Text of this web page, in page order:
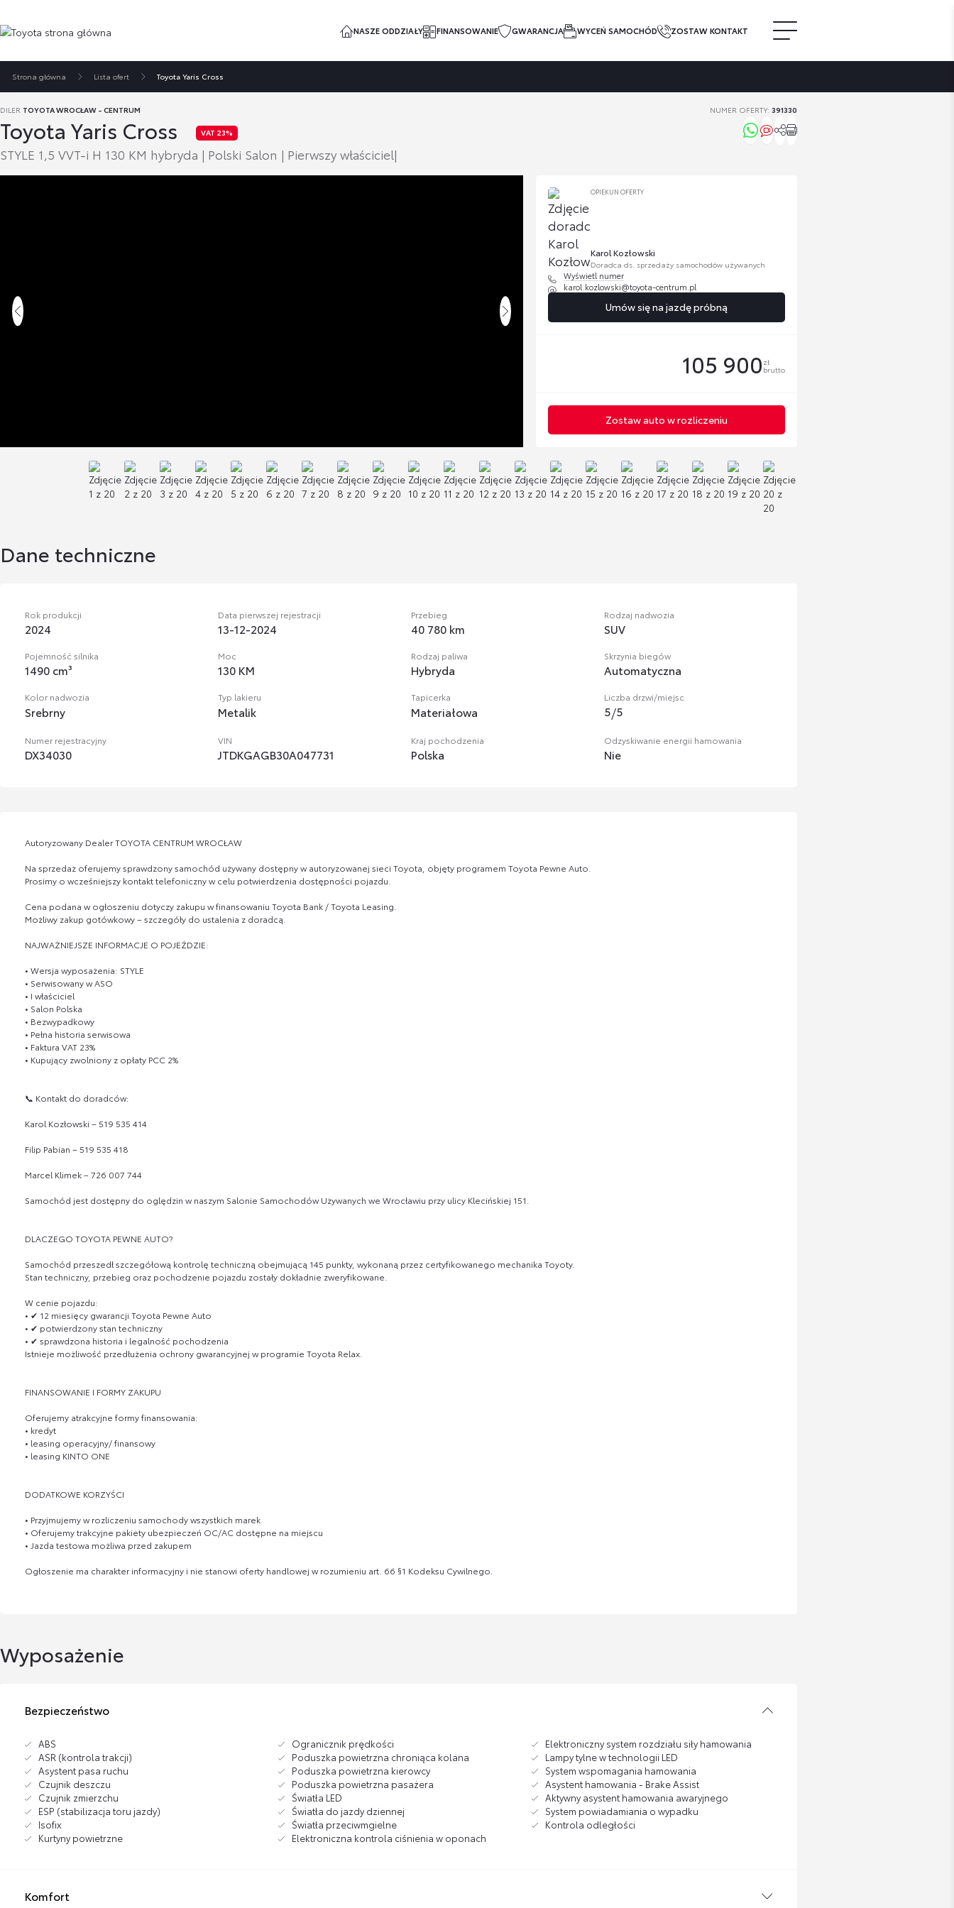
NASZE ODDZIAŁY FINANSOWANIE GWARANCJA WYCEŃ SAMOCHÓD ZOSTAW KONTAKT
Strona główna Lista ofert Toyota Yaris Cross
Toyota Yaris Cross
STYLE 1,5 VVT-i H 130 KM hybryda | Polski Salon | Pierwszy właściciel|
VAT 23%
DILER TOYOTA WROCŁAW - CENTRUM NUMER OFERTY:391330
OPIEKUN OFERTY
Karol Kozłowski
Doradca ds. sprzedaży samochodów używanych
Wyświetl numer
karol.kozlowski@toyota-centrum.pl
Umów się na jazdę próbną
105 900 zł
brutto
Zostaw auto w rozliczeniu
Dane techniczne
Rok produkcji
2024
Data pierwszej rejestracji
13-12-2024
Przebieg
40 780 km
Rodzaj nadwozia
SUV
Pojemność silnika
1490 cm³
Moc
130 KM
Rodzaj paliwa
Hybryda
Skrzynia biegów
Automatyczna
Kolor nadwozia
Srebrny
Typ lakieru
Metalik
Tapicerka
Materiałowa
Liczba drzwi/miejsc
5/5
Numer rejestracyjny
DX34030
VIN
JTDKGAGB30A047731
Kraj pochodzenia
Polska
Odzyskiwanie energii hamowania
Nie
Autoryzowany Dealer TOYOTA CENTRUM WROCŁAW
Na sprzedaż oferujemy sprawdzony samochód używany dostępny w autoryzowanej sieci Toyota, objęty programem Toyota Pewne Auto.
Prosimy o wcześniejszy kontakt telefoniczny w celu potwierdzenia dostępności pojazdu.
Cena podana w ogłoszeniu dotyczy zakupu w finansowaniu Toyota Bank / Toyota Leasing.
Możliwy zakup gotówkowy – szczegóły do ustalenia z doradcą.
NAJWAŻNIEJSZE INFORMACJE O POJEŹDZIE:
• Wersja wyposażenia: STYLE
• Serwisowany w ASO
• I właściciel
• Salon Polska
• Bezwypadkowy
• Pełna historia serwisowa
• Faktura VAT 23%
• Kupujący zwolniony z opłaty PCC 2%
📞 Kontakt do doradców:
Karol Kozłowski – 519 535 414
Filip Pabian – 519 535 418
Marcel Klimek – 726 007 744
Samochód jest dostępny do oględzin w naszym Salonie Samochodów Używanych we Wrocławiu przy ulicy Klecińskiej 151.
DLACZEGO TOYOTA PEWNE AUTO?
Samochód przeszedł szczegółową kontrolę techniczną obejmującą 145 punkty, wykonaną przez certyfikowanego mechanika Toyoty.
Stan techniczny, przebieg oraz pochodzenie pojazdu zostały dokładnie zweryfikowane.
W cenie pojazdu:
• ✔ 12 miesięcy gwarancji Toyota Pewne Auto
• ✔ potwierdzony stan techniczny
• ✔ sprawdzona historia i legalność pochodzenia
Istnieje możliwość przedłużenia ochrony gwarancyjnej w programie Toyota Relax.
FINANSOWANIE I FORMY ZAKUPU
Oferujemy atrakcyjne formy finansowania:
• kredyt
• leasing operacyjny/ finansowy
• leasing KINTO ONE
DODATKOWE KORZYŚCI
• Przyjmujemy w rozliczeniu samochody wszystkich marek
• Oferujemy trakcyjne pakiety ubezpieczeń OC/AC dostępne na miejscu
• Jazda testowa możliwa przed zakupem
Ogłoszenie ma charakter informacyjny i nie stanowi oferty handlowej w rozumieniu art. 66 §1 Kodeksu Cywilnego.
Wyposażenie
Bezpieczeństwo
ABS
ASR (kontrola trakcji)
Asystent pasa ruchu
Czujnik deszczu
Czujnik zmierzchu
ESP (stabilizacja toru jazdy)
Isofix
Kurtyny powietrzne
Ogranicznik prędkości
Poduszka powietrzna chroniąca kolana
Poduszka powietrzna kierowcy
Poduszka powietrzna pasażera
Światła LED
Światła do jazdy dziennej
Światła przeciwmgielne
Elektroniczna kontrola ciśnienia w oponach
Elektroniczny system rozdziału siły hamowania
Lampy tylne w technologii LED
System wspomagania hamowania
Asystent hamowania - Brake Assist
Aktywny asystent hamowania awaryjnego
System powiadamiania o wypadku
Kontrola odległości
Komfort